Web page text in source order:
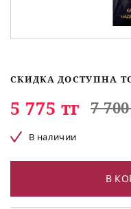
СКИДКА ДОСТУПНА
5 775 тг 7
В наличии
В